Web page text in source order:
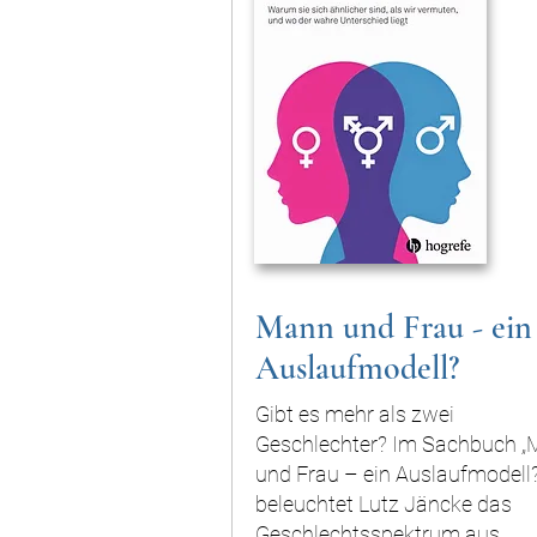
Mann und Frau - ein
Auslaufmodell?
Gibt es mehr als zwei
Geschlechter? Im Sachbuch
und Frau – ein
beleuchtet Lutz Jäncke das